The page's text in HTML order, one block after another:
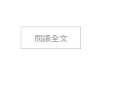
閱讀全文